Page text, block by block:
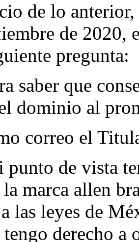
de lo
de
pregunta:
saber que
dominio al
correo el
punto de vista
marca allen
las leyes de
derecho a